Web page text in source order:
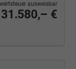
31.580,– €
ausweisbar